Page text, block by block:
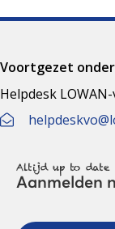
Voortgezet
Helpdesk
Altijd up to date
Aanmelden